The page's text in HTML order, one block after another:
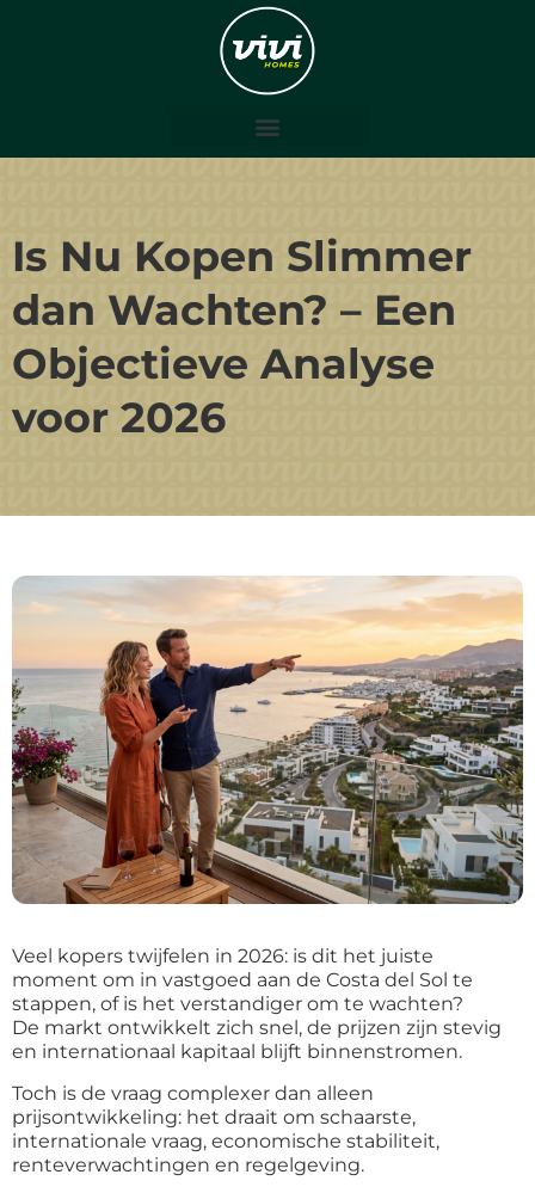
Is Nu Kopen Slimmer
dan Wachten? – Een
Objectieve Analyse
voor 2026
Veel kopers twijfelen in 2026: is dit het juiste
moment om in vastgoed aan de Costa del Sol te
stappen, of is het verstandiger om te wachten?
De markt ontwikkelt zich snel, de prijzen zijn stevig
en internationaal kapitaal blijft binnenstromen.
Toch is de vraag complexer dan alleen
prijsontwikkeling: het draait om schaarste,
internationale vraag, economische stabiliteit,
renteverwachtingen en regelgeving.